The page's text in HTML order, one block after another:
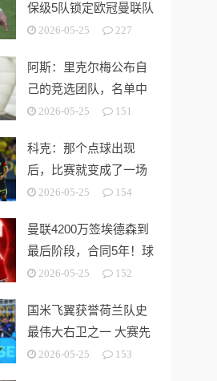
保级5队锁定欧冠曼联队
第3切尔西无缘欧战
2026-05-25 227
阿斯：里克尔梅公布自
己的竞选团队，名单中
包括多名企业家
2026-05-25 151
科克：那个点球出现
后，比赛就变成了一场
灾难
2026-05-25 154
曼联4200万签埃德森到
最后阶段，合同5年！球
员拒绝别队只等红魔
2026-05-25 152
国米飞翼获誉荷兰队史
最伟大右卫之一 大赛先
生能否比肩巴萨传奇
2026-05-25 153